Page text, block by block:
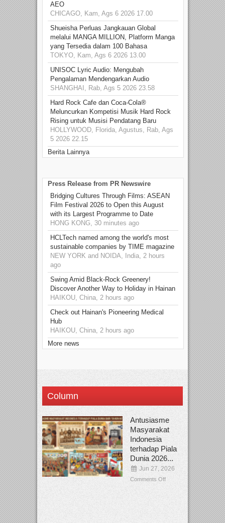
AEO
CHICAGO, Kam, Ags 6 2026 17.00
Shueisha Perluas Jangkauan Global
melalui MANGA MILLION, Platform Manga
yang Tersedia dalam 100 Bahasa
TOKYO, Kam, Ags 6 2026 13.00
UNISOC Lyric Audio: Mengubah
Pengalaman Mendengarkan Audio
SHANGHAI, Rab, Ags 5 2026 23.58
Hard Rock Cafe dan Coca-Cola®
Meluncurkan Kompetisi Musik Hard Rock
Rising untuk Musisi Pendatang Baru
HOLLYWOOD, Florida, Agustus, Rab, Ags
5 2026 22.15
Berita Lainnya
Press Release from PR Newswire
Bridging Cultures Through Films: ASEAN
Film Festival 2026 to Open this August
with its Largest Programme to Date
HONG KONG, 30 minutes ago
HCLTech named among the world's most
sustainable companies by TIME magazine
NEW YORK and NOIDA, India, 2 hours
ago
Swing Amid Black‑Rock Greenery!
Discover Another Way to Holiday in Hainan
HAIKOU, China, 2 hours ago
Check out Hainan's Pioneering Medical
Hub
HAIKOU, China, 2 hours ago
More news
Column
Antusiasme
Masyarakat
Indonesia
terhadap Piala
Dunia 2026...
Jun 27, 2026
Comments Off